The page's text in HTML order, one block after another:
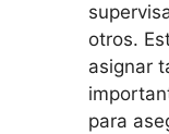
otros.
asignar
para